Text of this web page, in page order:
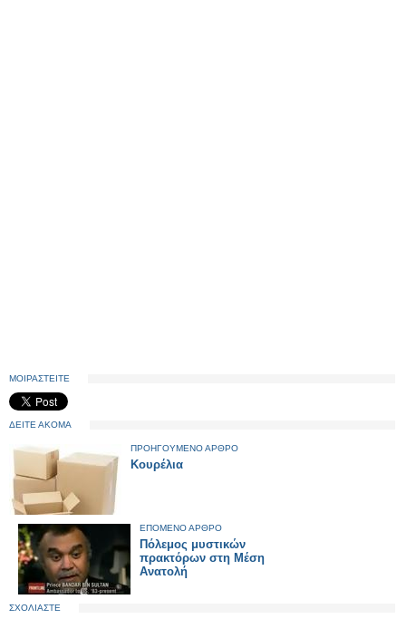
ΜΟΙΡΑΣΤΕΙΤΕ
ΔΕΙΤΕ ΑΚΟΜΑ
ΠΡΟΗΓΟΥΜΕΝΟ ΑΡΘΡΟ
Κουρέλια
ΕΠΟΜΕΝΟ ΑΡΘΡΟ
Πόλεμος μυστικών
πρακτόρων στη Μέση
Ανατολή
ΣΧΟΛΙΑΣΤΕ